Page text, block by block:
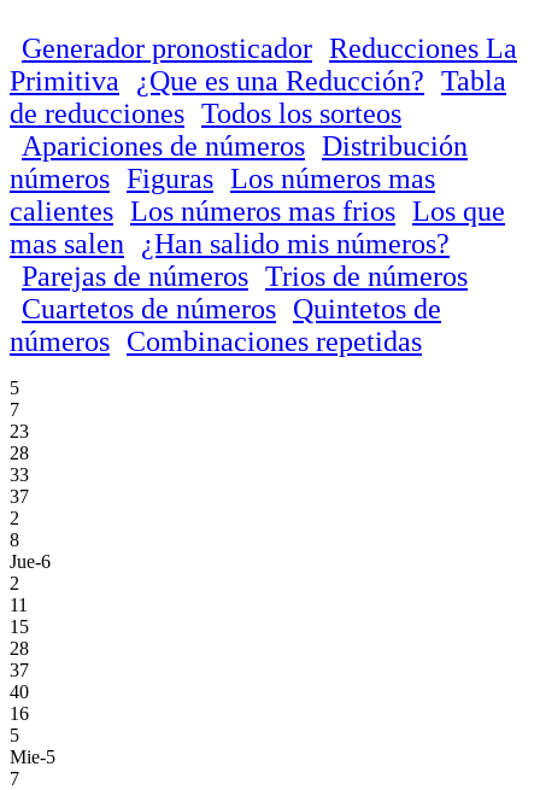
Generador pronosticador Reducciones La
Primitiva
¿Que es una Reducción? Tabla
de reducciones Todos los sorteos
Apariciones de números Distribución
números Figuras Los números mas
calientes Los números mas frios Los que
mas salen
¿Han salido mis números?
Parejas de números Trios de números
Cuartetos de números Quintetos de
números Combinaciones repetidas
5
7
23
28
33
37
2
8
Jue-6
2
11
15
28
37
40
16
5
Mie-5
7